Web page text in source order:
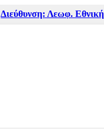
Διεύθυνση: Λεωφ.